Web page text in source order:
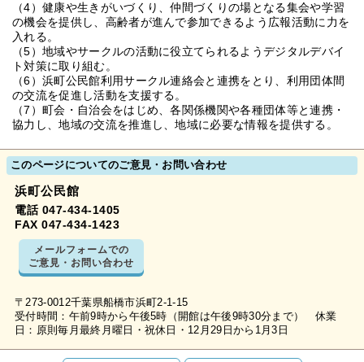
（4）健康や生きがいづくり、仲間づくりの場となる集会や学習
の機会を提供し、高齢者が進んで参加できるよう広報活動に力を
入れる。
（5）地域やサークルの活動に役立てられるようデジタルデバイ
ト対策に取り組む。
（6）浜町公民館利用サークル連絡会と連携をとり、利用団体間
の交流を促進し活動を支援する。
（7）町会・自治会をはじめ、各関係機関や各種団体等と連携・
協力し、地域の交流を推進し、地域に必要な情報を提供する。
このページについてのご意見・お問い合わせ
浜町公民館
電話 047-434-1405
FAX 047-434-1423
メールフォームでの
ご意見・お問い合わせ
〒273-0012千葉県船橋市浜町2-1-15
受付時間：午前9時から午後5時（開館は午後9時30分まで） 休業
日：原則毎月最終月曜日・祝休日・12月29日から1月3日